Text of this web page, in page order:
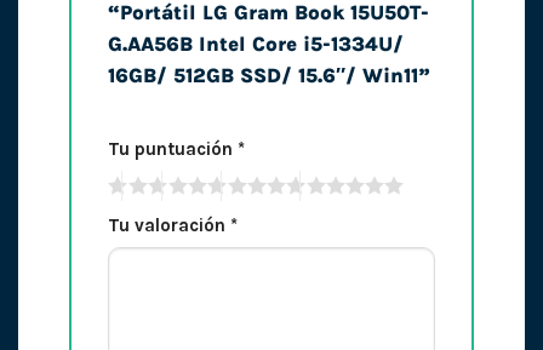
“Portátil LG Gram Book 15U50T-
G.AA56B Intel Core i5-1334U/
16GB/ 512GB SSD/ 15.6″/ Win11”
Tu puntuación *
Tu valoración *